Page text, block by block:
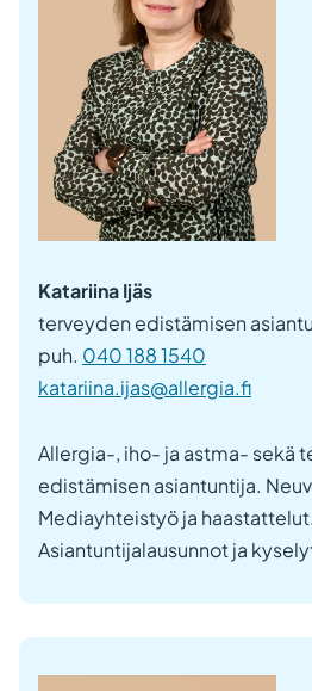
Katariina Ijäs
terveyden edistämisen
puh. 040 188 1540
katariina.ijas@allergia.fi
Allergia-, iho- ja astma- sekä
edistämisen asiantuntija.
Mediayhteistyö ja haastattelut.
Asiantuntijalausunnot ja